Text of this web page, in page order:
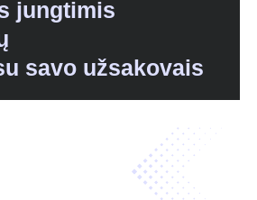
jungtimis
savo užsakovais